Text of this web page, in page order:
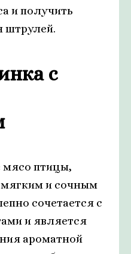
и получить
штрулей.
с
мясо птицы,
мягким и сочным
сочетается с
и является
ароматной